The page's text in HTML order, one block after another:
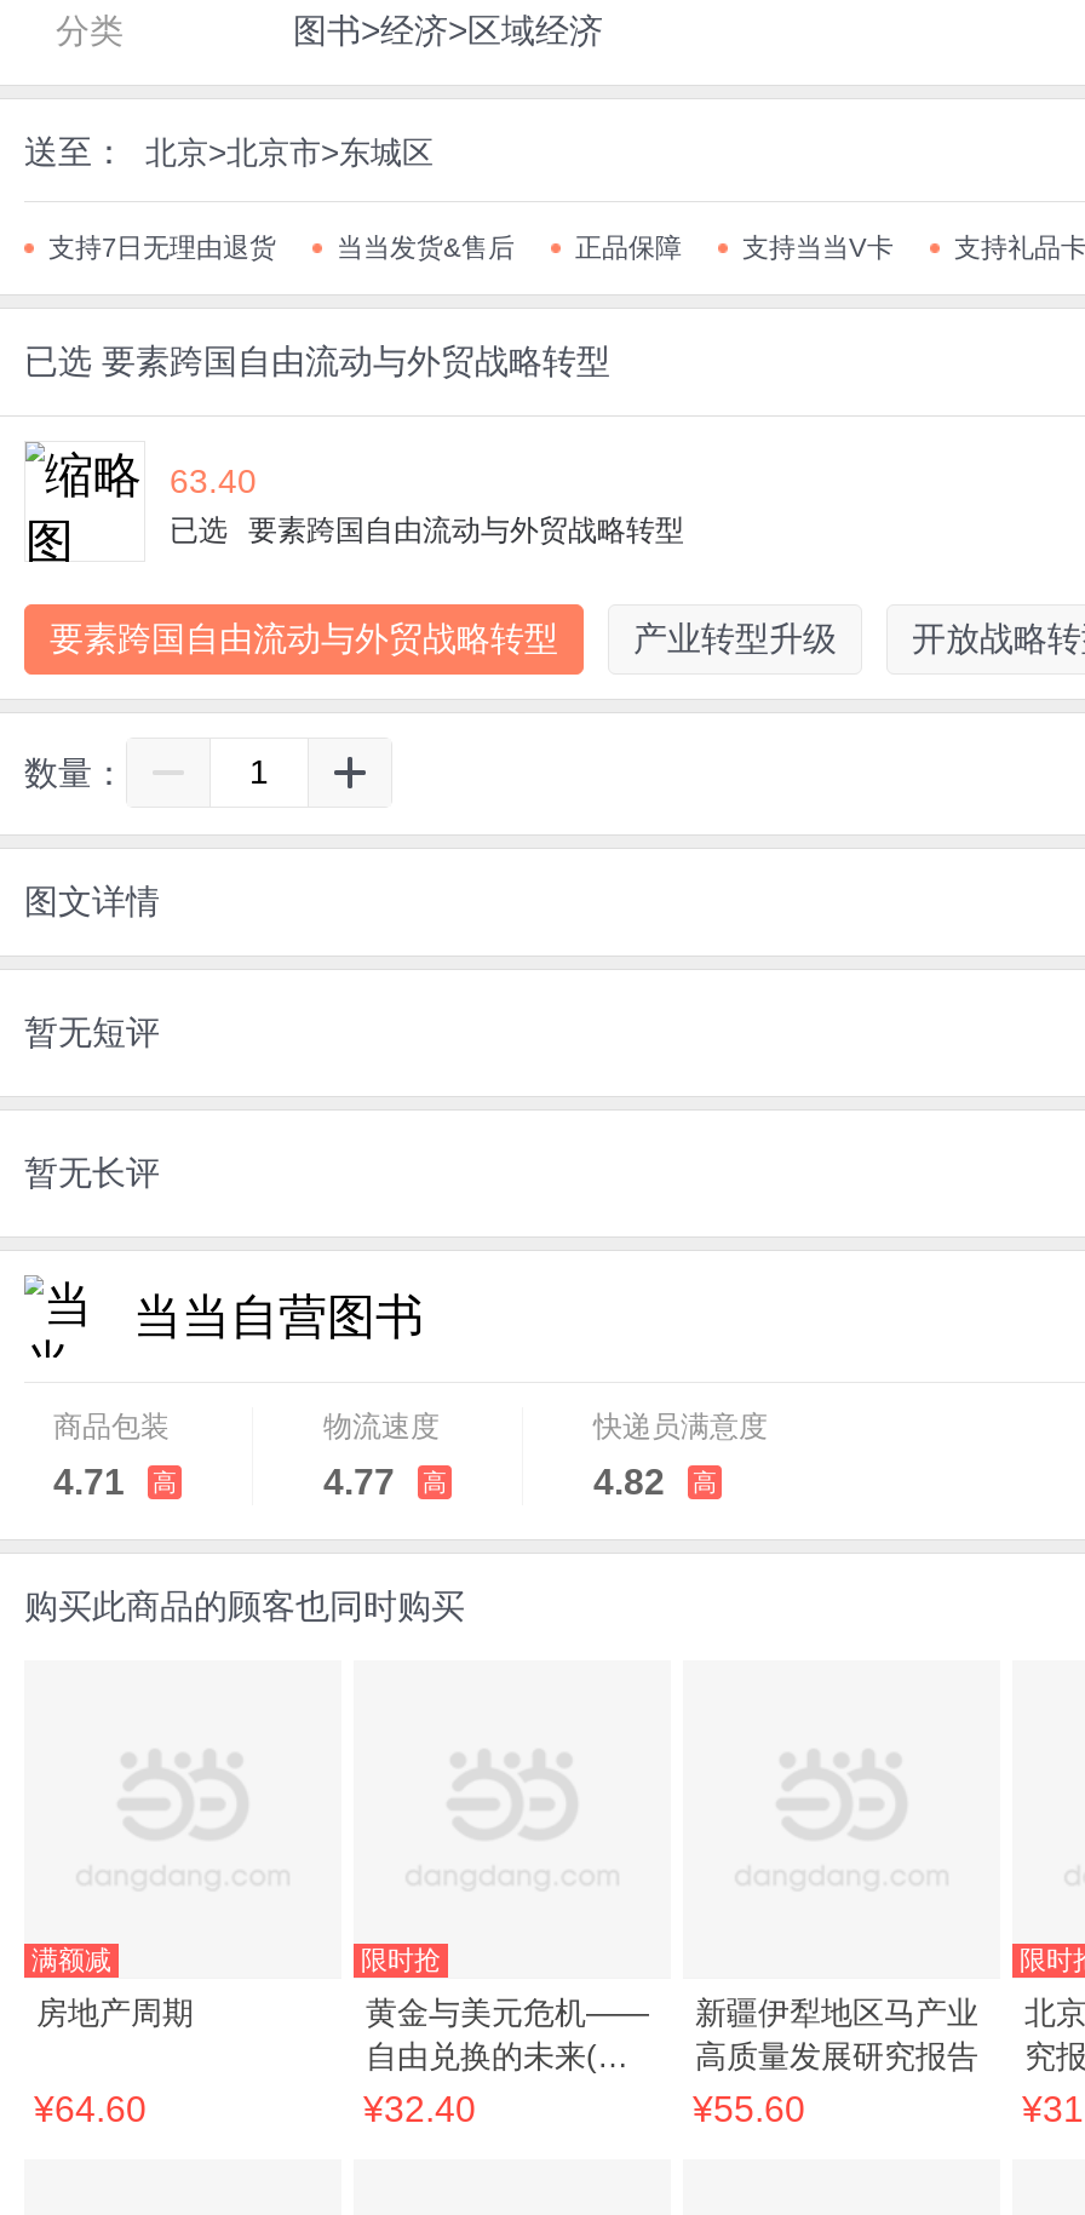
分类 图书>经济>区域经济
送至： 北京>北京市>东城区
支持7日无理由退货 当当发货&售后 正品保障 支持当当V卡 支持礼品
已选 要素跨国自由流动与外贸战略转型
63.40
已选 要素跨国自由流动与外贸战略转型
要素跨国自由流动与外贸战略转型 产业转型升级 开放战略
数量：
图文详情
暂无短评
暂无长评
当当自营图书
商品包装
4.71 高
物流速度
4.77 高
快递员满意度
4.82 高
购买此商品的顾客也同时购买
满额减
房地产周期
¥64.60
限时抢
黄金与美元危机——
自由兑换的未来(汉
译名著本20)
¥32.40
新疆伊犁地区马产业
高质量发展研究报告
¥55.60
限时
北
究